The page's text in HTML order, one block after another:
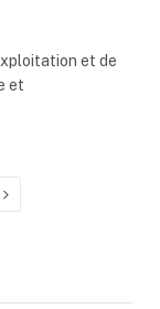
et de
et
Next